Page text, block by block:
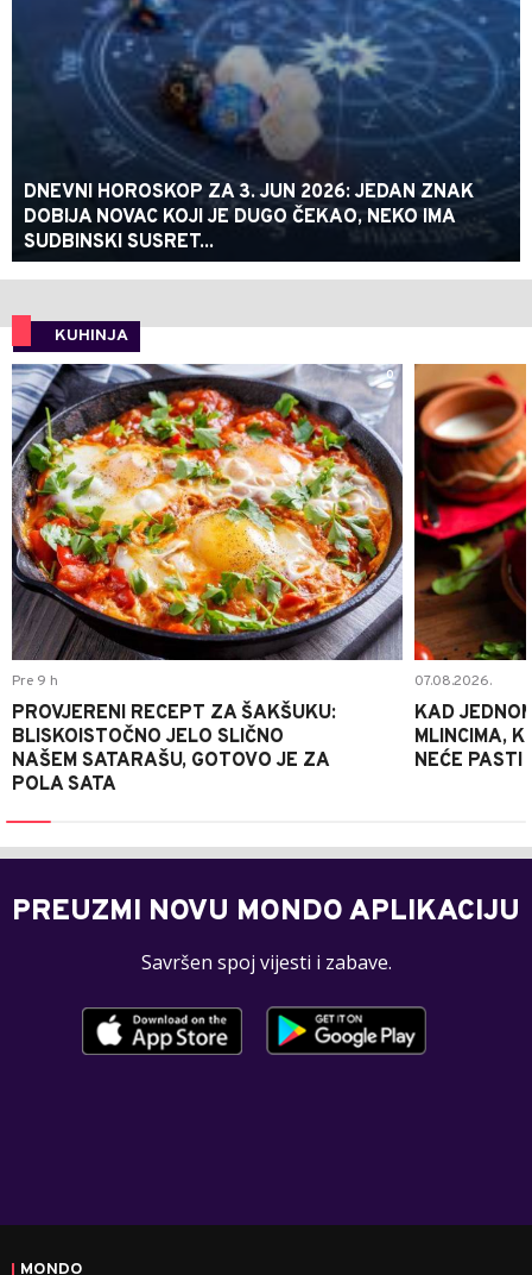
DNEVNI HOROSKOP ZA 3. JUN 2026: JEDAN ZNAK
DOBIJA NOVAC KOJI JE DUGO ČEKAO, NEKO IMA
SUDBINSKI SUSRET...
KUHINJA
0
Pre 9 h
PROVJERENI RECEPT ZA ŠAKŠUKU:
BLISKOISTOČNO JELO SLIČNO
NAŠEM SATARAŠU, GOTOVO JE ZA
POLA SATA
07.08.2026.
KAD
MLINCIMA,
NEĆE PASTI
PREUZMI NOVU MONDO APLIKACIJU
Savršen spoj vijesti i zabave.
MONDO